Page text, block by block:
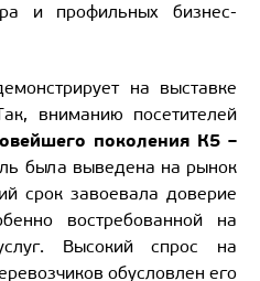
и профильных бизнес-
на выставке
вниманию посетителей
поколения К5 –
была выведена на рынок
срок завоевала доверие
востребованной на
Высокий спрос на
обусловлен его